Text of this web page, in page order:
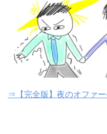
⇒【完全版】夜のオファ